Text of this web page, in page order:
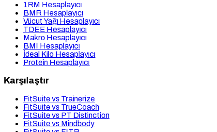
1RM Hesaplayıcı
BMR Hesaplayıcı
Vücut Yağı Hesaplayıcı
TDEE Hesaplayıcı
Makro Hesaplayıcı
BMI Hesaplayıcı
İdeal Kilo Hesaplayıcı
Protein Hesaplayıcı
Karşılaştır
FitSuite vs Trainerize
FitSuite vs TrueCoach
FitSuite vs PT Distinction
FitSuite vs Mindbody